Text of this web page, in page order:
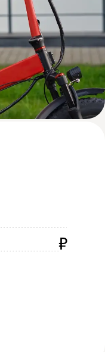
₽